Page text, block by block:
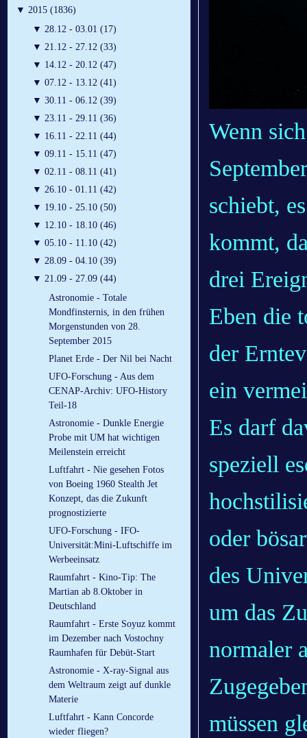
▼ 2015 (1836)
▼ 28.12 - 03.01 (17)
▼ 21.12 - 27.12 (33)
▼ 14.12 - 20.12 (47)
▼ 07.12 - 13.12 (41)
▼ 30.11 - 06.12 (39)
▼ 23.11 - 29.11 (36)
▼ 16.11 - 22.11 (44)
▼ 09.11 - 15.11 (47)
▼ 02.11 - 08.11 (41)
▼ 26.10 - 01.11 (42)
▼ 19.10 - 25.10 (50)
▼ 12.10 - 18.10 (46)
▼ 05.10 - 11.10 (42)
▼ 28.09 - 04.10 (39)
▼ 21.09 - 27.09 (44)
Astronomie - Totale
Mondfinsternis, in den frühen
Morgenstunden von 28.
September 2015
Planet Erde - Der Nil bei Nacht
UFO-Forschung - Aus dem
CENAP-Archiv: UFO-History
Teil-18
Astronomie - Dunkle Energie
Probe mit UM hat wichtigen
Meilenstein erreicht
Luftfahrt - Nie gesehen Fotos
von Boeing 1960 Stealth Jet
Konzept, das die Zukunft
prognostizierte
UFO-Forschung - IFO-
Universität:Mini-Luftschiffe im
Werbeeinsatz
Raumfahrt - Kino-Tip: The
Martian ab 8.Oktober in
Deutschland
Raumfahrt - Erste Soyuz kommt
im Dezember nach Vostochny
Raumhafen für Debüt-Start
Astronomie - X-ray-Signal aus
dem Weltraum zeigt auf dunkle
Materie
Luftfahrt - Kann Concorde
wieder fliegen?
Wenn
schiebt,
kommt,
drei
Eben die
der
ein
Es darf
speziell
oder
des
um das
normaler
müssen